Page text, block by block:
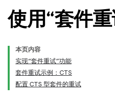
使用“套件
本页内容
实现“套件重试”功能
套件重试示例：CTS
配置 CTS 型套件的重试